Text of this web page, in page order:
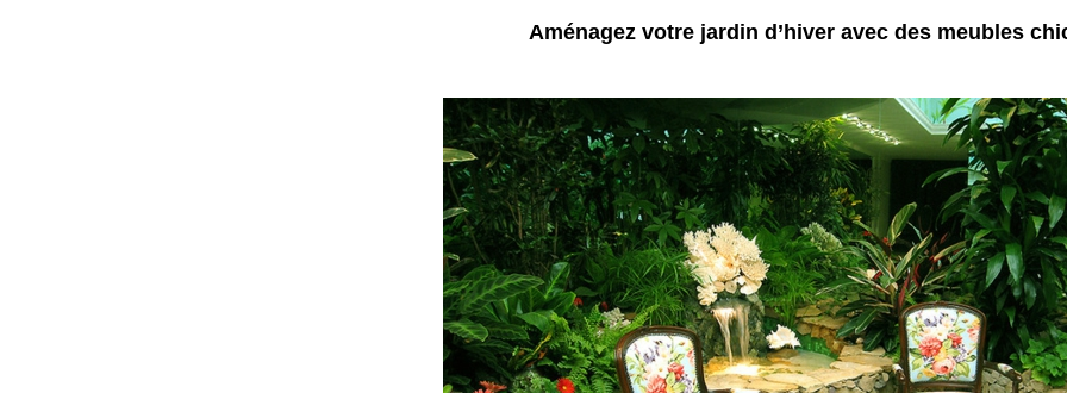
Aménagez votre jardin d’hiver avec des meubles